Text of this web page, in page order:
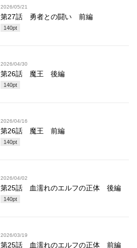
2026/05/21
第27話 勇者との闘い 前編
140pt
2026/04/30
第26話 魔王 後編
140pt
2026/04/16
第26話 魔王 前編
140pt
2026/04/02
第25話 血濡れのエルフの正体 後編
140pt
2026/03/19
第25話 血濡れのエルフの正体 前編